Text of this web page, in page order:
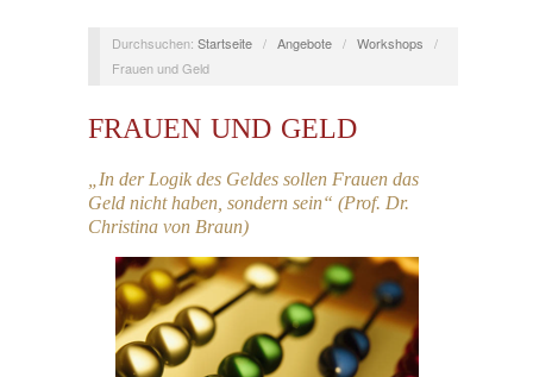
Durchsuchen: Startseite / Angebote / Workshops
/
Frauen und Geld
FRAUEN UND GELD
„In der Logik des Geldes sollen Frauen das
Geld nicht haben, sondern sein“ (Prof. Dr.
Christina von Braun)